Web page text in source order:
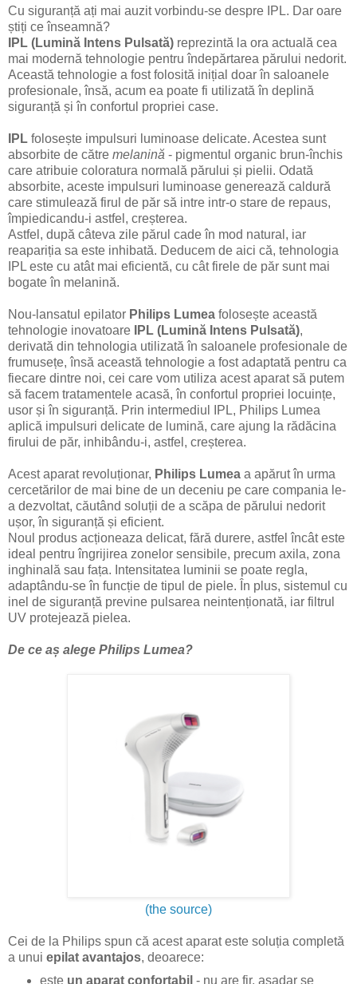
Cu siguranță ați mai auzit vorbindu-se despre IPL. Dar oare
știți ce înseamnă?
IPL (Lumină Intens Pulsată) reprezintă la ora actuală cea
mai modernă tehnologie pentru îndepărtarea părului nedorit.
Această tehnologie a fost folosită inițial doar în saloanele
profesionale, însă, acum ea poate fi utilizată în deplină
siguranță și în confortul propriei case.
IPL folosește impulsuri luminoase delicate. Acestea sunt
absorbite de către melanină - pigmentul organic brun-închis
care atribuie coloratura normală părului și pielii. Odată
absorbite, aceste impulsuri luminoase generează caldură
care stimulează firul de păr să intre intr-o stare de repaus,
împiedicandu-i astfel, creșterea.
Astfel, după câteva zile părul cade în mod natural, iar
reapariția sa este inhibată. Deducem de aici că, tehnologia
IPL este cu atât mai eficientă, cu cât firele de păr sunt mai
bogate în melanină.
Nou-lansatul epilator Philips Lumea folosește această
tehnologie inovatoare
IPL (Lumină Intens Pulsată),
derivată din tehnologia utilizată în saloanele profesionale de
frumusețe, însă această tehnologie a fost adaptată pentru ca
fiecare dintre noi, cei care vom utiliza acest aparat să putem
să facem tratamentele acasă, în confortul propriei locuințe,
usor și în siguranță. Prin intermediul IPL, Philips Lumea
aplică impulsuri delicate de lumină, care ajung la rădăcina
firului de păr, inhibându-i, astfel, creșterea.
Acest aparat revoluționar, Philips Lumea a apărut în urma
cercetărilor de mai bine de un deceniu pe care compania le-
a dezvoltat, căutând soluții de a scăpa de părului nedorit
ușor, în siguranță și eficient.
Noul produs acționeaza delicat, fără durere, astfel încât este
ideal pentru îngrijirea zonelor sensibile, precum axila, zona
inghinală sau fața. Intensitatea luminii se poate regla,
adaptându-se în funcție de tipul de piele. În plus, sistemul cu
inel de siguranță previne pulsarea neintenționată, iar filtrul
UV protejează pielea.
De ce aș alege Philips Lumea?
(the source)
Cei de la Philips spun că acest aparat este soluția completă
a unui epilat avantajos, deoarece:
esteun aparat confortabil - nu are fir, așadar se